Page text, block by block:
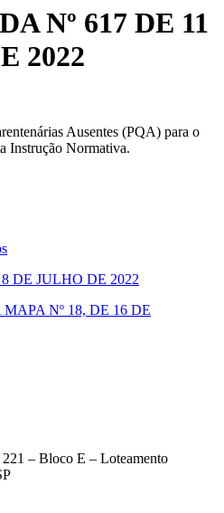
Nº 617 DE 11
2022
Ausentes (PQA) para o
Instrução Normativa.
DE JULHO DE 2022
Nº 18, DE 16 DE
– Bloco E – Loteamento